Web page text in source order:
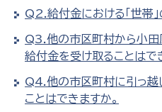
Q2.給付金における「世帯
Q3.他の市区町村から小田
給付金を受け取ることはで
Q4.他の市区町村に引っ越
ことはできますか。